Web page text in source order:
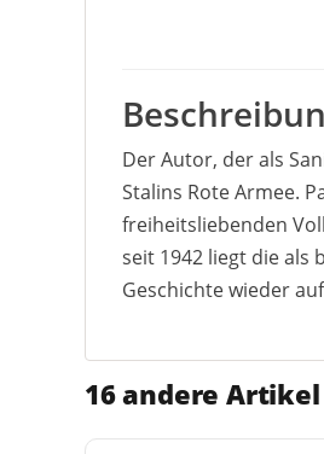
Der Autor, der als
Stalins Rote Armee.
freiheitsliebenden
seit 1942 liegt die als
Geschichte wieder
16 andere